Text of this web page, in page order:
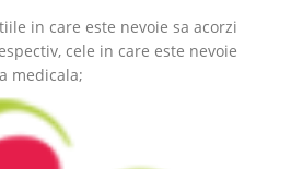
in care este nevoie sa acorzi
cele in care este nevoie
medicala;